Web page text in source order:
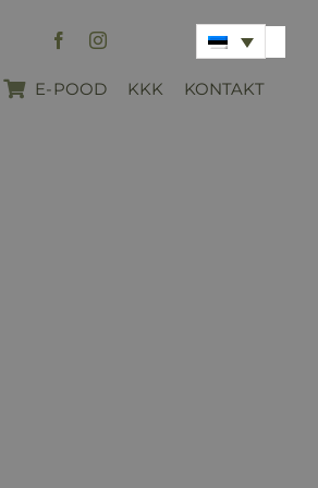
E-POOD KKK KONTAKT